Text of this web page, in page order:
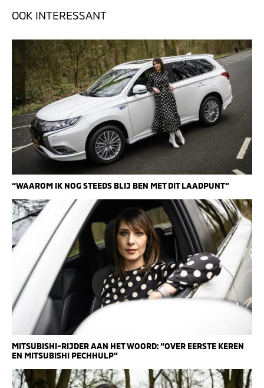
OOK INTERESSANT
“WAAROM IK NOG STEEDS BLIJ BEN MET DIT LAADPUNT”
MITSUBISHI-RIJDER AAN HET WOORD: “OVER EERSTE KEREN
EN MITSUBISHI PECHHULP”